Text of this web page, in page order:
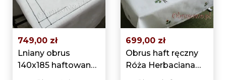
749,00 zł
Lniany obrus
140x185 haftowany
ręcznie (wz03)
699,00 zł
Obrus haft ręczny
Róża Herbaciana
140x185